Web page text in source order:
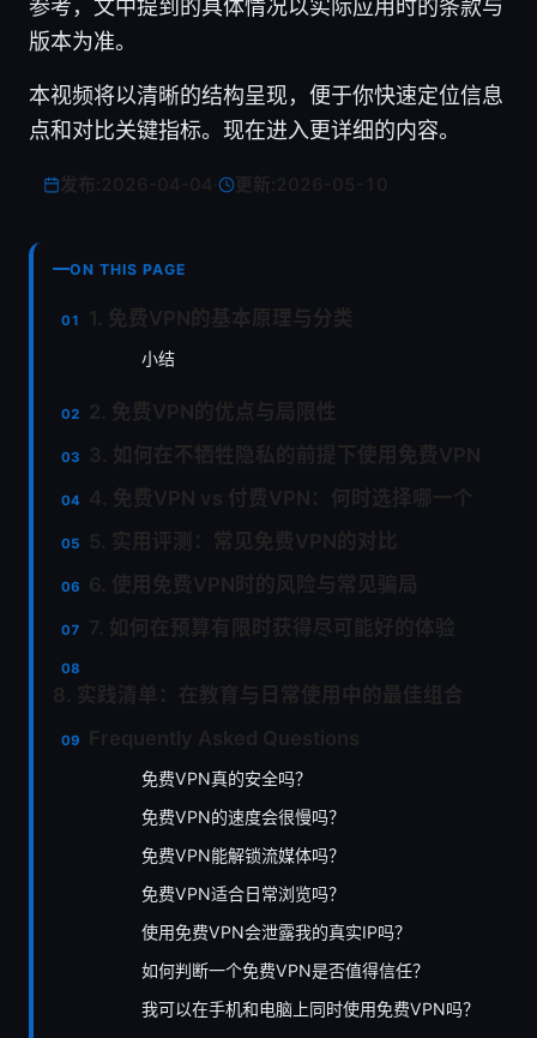
参考，文中提到的具体情况以实际应用时的条款与
版本为准。
本视频将以清晰的结构呈现，便于你快速定位信息
点和对比关键指标。现在进入更详细的内容。
更新:
ON THIS PAGE
小结
免费VPN真的安全吗？
免费VPN的速度会很慢吗？
免费VPN能解锁流媒体吗？
免费VPN适合日常浏览吗？
使用免费VPN会泄露我的真实IP吗？
如何判断一个免费VPN是否值得信任？
我可以在手机和电脑上同时使用免费VPN吗？